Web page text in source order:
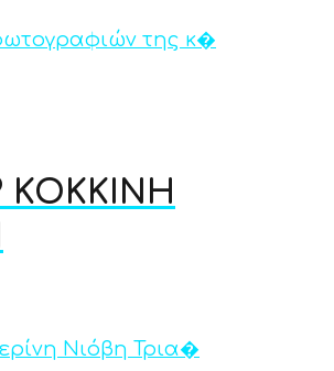
της κ�
ΚΟΚΚΙΝΗ
Νιόβη Τρια�